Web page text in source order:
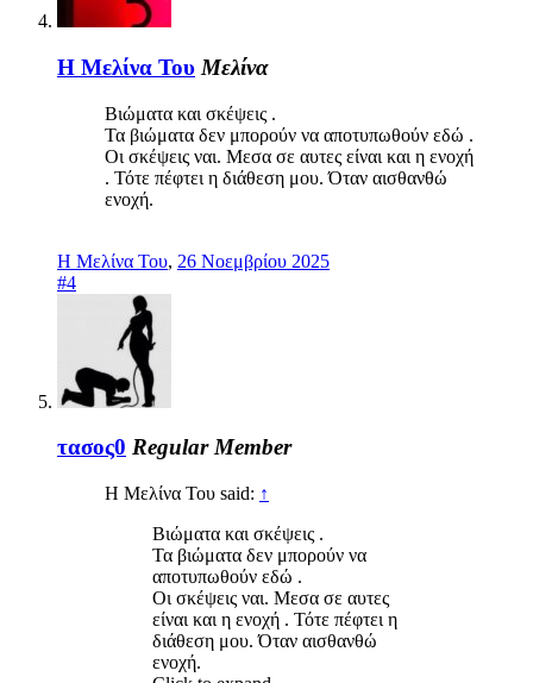
Η Μελίνα Του Μελίνα
Βιώματα και σκέψεις .
Τα βιώματα δεν μπορούν να αποτυπωθούν εδώ .
Οι σκέψεις ναι. Μεσα σε αυτες είναι και η ενοχή
. Τότε πέφτει η διάθεση μου. Όταν αισθανθώ
ενοχή.
Η Μελίνα Του, 26 Νοεμβρίου 2025
#4
τασος0 Regular Member
Η Μελίνα Του said: ↑
Βιώματα και σκέψεις .
Τα βιώματα δεν μπορούν να
αποτυπωθούν εδώ .
Οι σκέψεις ναι. Μεσα σε αυτες
είναι και η ενοχή . Τότε πέφτει η
διάθεση μου. Όταν αισθανθώ
ενοχή.